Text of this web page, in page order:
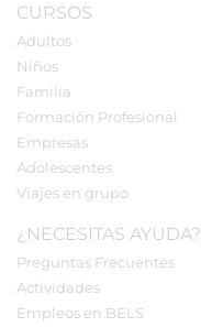
CURSOS
Adultos
Niños
Familia
Formación Profesional
Empresas
Adolescentes
Viajes en grupo
¿NECESITAS AYUDA?
Preguntas Frecuentes
Actividades
Empleos en BELS